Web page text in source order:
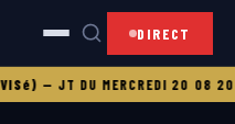
DIRECT
— JT DU MERCREDI 20 08